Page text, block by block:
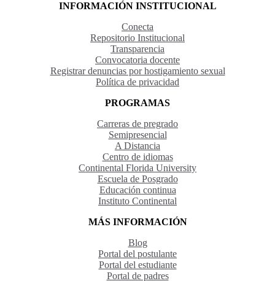
INFORMACIÓN INSTITUCIONAL
Conecta
Repositorio Institucional
Transparencia
Convocatoria docente
Registrar denuncias por hostigamiento sexual
Política de privacidad
PROGRAMAS
Carreras de pregrado
Semipresencial
A Distancia
Centro de idiomas
Continental Florida University
Escuela de Posgrado
Educación continua
Instituto Continental
MÁS INFORMACIÓN
Blog
Portal del postulante
Portal del estudiante
Portal de padres